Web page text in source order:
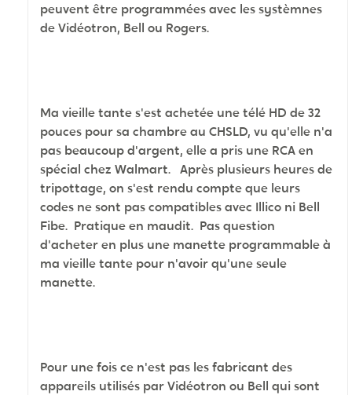
peuvent être programmées avec les systèmnes
de Vidéotron, Bell ou Rogers.
Ma vieille tante s'est achetée une télé HD de 32
pouces pour sa chambre au CHSLD, vu qu'elle n'a
pas beaucoup d'argent, elle a pris une RCA en
spécial chez Walmart. Après plusieurs heures de
tripottage, on s'est rendu compte que leurs
codes ne sont pas compatibles avec Illico ni Bell
Fibe. Pratique en maudit. Pas question
d'acheter en plus une manette programmable à
ma vieille tante pour n'avoir qu'une seule
manette.
Pour une fois ce n'est pas les fabricant des
appareils utilisés par Vidéotron ou Bell qui sont